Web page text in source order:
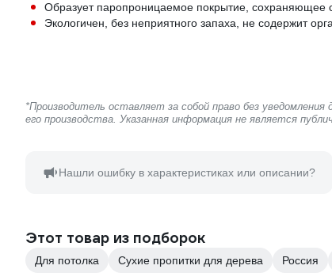
Образует паропроницаемое покрытие, сохраняющее
Экологичен, без неприятного запаха, не содержит
*Производитель оставляет за собой право без
его производства. Указанная информация не является
Нашли ошибку в характеристиках или описании?
Этот товар из подборок
Для потолка Сухие пропитки для дерева Россия